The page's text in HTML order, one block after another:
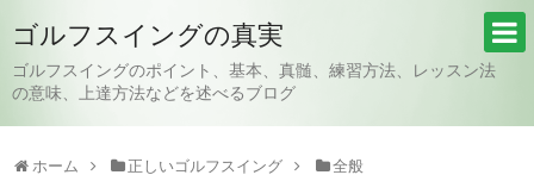
ゴルフスイングの真実
ゴルフスイングのポイント、基本、真髄、練習方法、レッスン法
の意味、上達方法などを述べるブログ
ホーム 正しいゴルフスイング 全般